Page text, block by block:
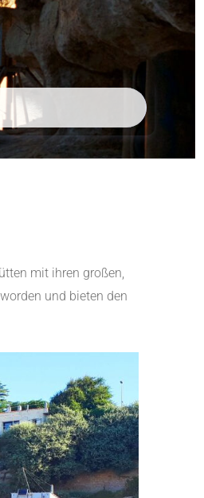
mit ihren großen,
und bieten den